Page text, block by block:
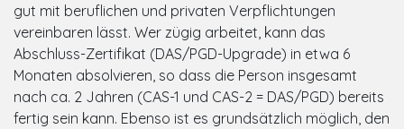
gut mit beruflichen und privaten Verpflichtungen
vereinbaren lässt. Wer zügig arbeitet, kann das
Abschluss-Zertifikat (DAS/PGD-Upgrade) in etwa 6
Monaten absolvieren, so dass die Person insgesamt
nach ca. 2 Jahren (CAS-1 und CAS-2 = DAS/PGD) bereits
fertig sein kann. Ebenso ist es grundsätzlich möglich, den